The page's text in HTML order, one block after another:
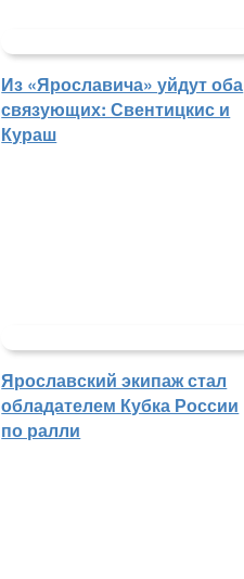
Из «Ярославича» уйдут оба
связующих: Свентицкис и
Кураш
Ярославский экипаж стал
обладателем Кубка России
по ралли